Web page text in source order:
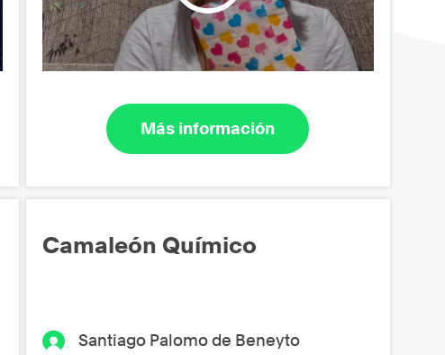
Más información
Camaleón Químico
Santiago Palomo de Beneyto